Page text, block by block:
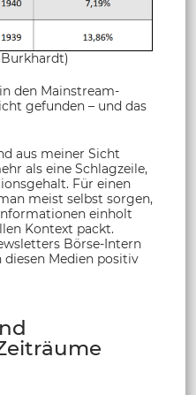
Burkhardt)
den Mainstream-
gefunden – und das
aus meiner Sicht
als eine Schlagzeile,
Für einen
meist selbst sorgen,
einholt
Kontext packt.
Börse-Intern
diesen Medien positiv